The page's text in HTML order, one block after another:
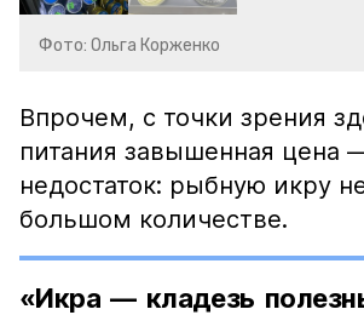
Фото: Ольга Корженко
Впрочем, с точки зрения
питания завышенная цена
недостаток: рыбную икру
большом количестве.
«Икра — кладезь